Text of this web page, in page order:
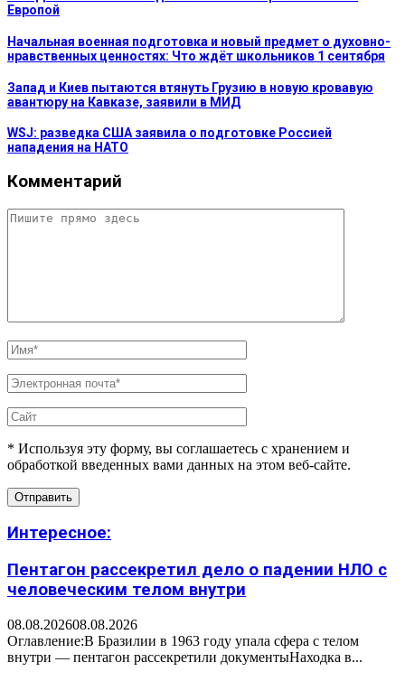
Европой
Начальная военная подготовка и новый предмет о духовно-
нравственных ценностях: Что ждёт школьников 1 сентября
Запад и Киев пытаются втянуть Грузию в новую кровавую
авантюру на Кавказе, заявили в МИД
WSJ: разведка США заявила о подготовке Россией
нападения на НАТО
Комментарий
* Используя эту форму, вы соглашаетесь с хранением и
обработкой введенных вами данных на этом веб-сайте.
Интересное:
Пентагон рассекретил дело о падении НЛО с
человеческим телом внутри
08.08.202608.08.2026
Оглавление:В Бразилии в 1963 году упала сфера с телом
внутри — пентагон рассекретили документыНаходка в...